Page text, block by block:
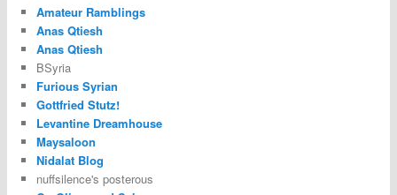
Amateur Ramblings
Anas Qtiesh
Anas Qtiesh
BSyria
Furious Syrian
Gottfried Stutz!
Levantine Dreamhouse
Maysaloon
Nidalat Blog
nuffsilence's posterous